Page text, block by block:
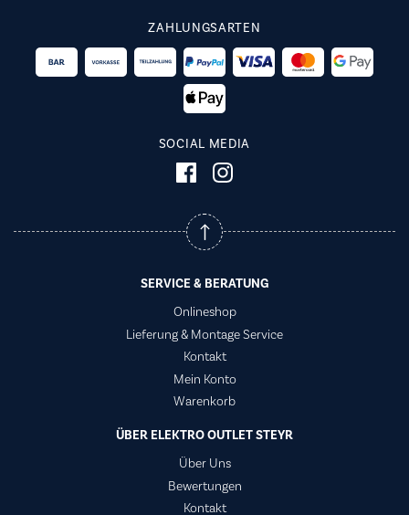
ZAHLUNGSARTEN
SOCIAL MEDIA
SERVICE & BERATUNG
Onlineshop
Lieferung & Montage Service
Kontakt
Mein Konto
Warenkorb
ÜBER ELEKTRO OUTLET STEYR
Über Uns
Bewertungen
Kontakt